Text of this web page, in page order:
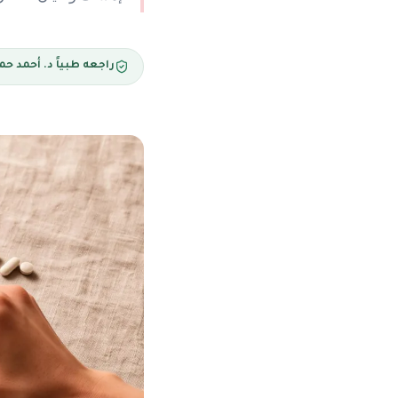
راجعه طبياً د. أحمد